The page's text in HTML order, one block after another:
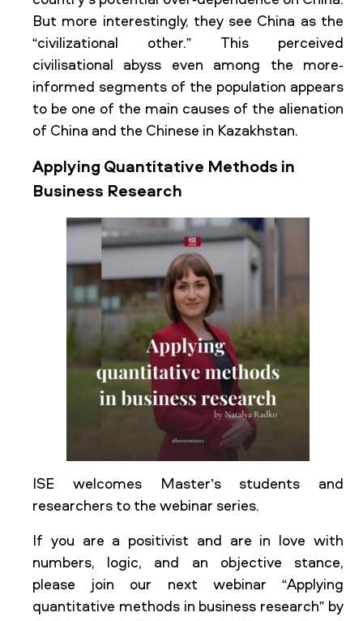
But more interestingly, they see China as the
“civilizational other.” This perceived
civilisational abyss even among the more-
informed segments of the population appears
to be one of the main causes of the alienation
of China and the Chinese in Kazakhstan.
Applying Quantitative Methods in
Business Research
ISE welcomes Master’s students and
researchers to the webinar series.
If you are a positivist and are in love with
numbers, logic, and an objective stance,
please join our next webinar “Applying
quantitative methods in business research” by